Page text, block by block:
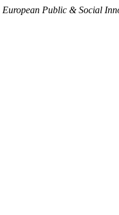
European Public & Social